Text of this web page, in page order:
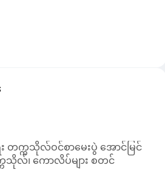
တက္ကသိုလ်ဝင်စာမေးပွဲ အောင်မြင်
လ်၊ ကောလိပ်များ စတင်